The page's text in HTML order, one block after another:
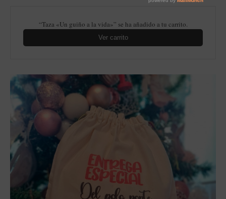
“Taza «Un guiño a la vida»” se ha añadido a tu carrito.
Ver carrito